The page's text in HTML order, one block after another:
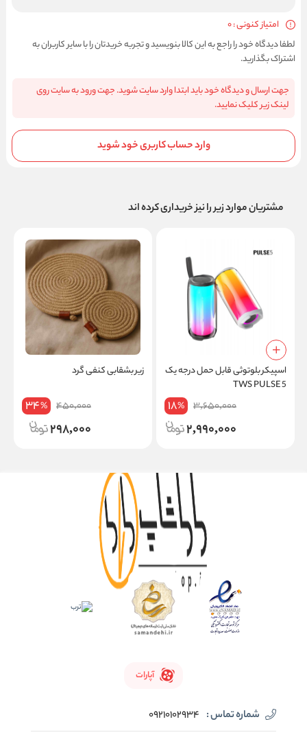
امتیاز کنونی : 0
لطفا دیدگاه خود را راجع به این کالا بنویسید و تجربه خریدتان را با سایر کاربران به
اشتراک بگذارید.
جهت ارسال و دیدگاه خود باید ابتدا وارد سایت شوید. جهت ورود به سایت روی
لینک زیر کلیک نمایید.
وارد حساب کاربری خود شوید
مشتریان موارد زیر را نیز خریداری کرده اند
اسپیکر بلوتوثی قابل حمل درجه یک
TWS PULSE 5
3,650,000
18%
2,990,000
زیر بشقابی کنفی گرد
450,000
34%
298,000
آپارات
شماره تماس : 09210102934